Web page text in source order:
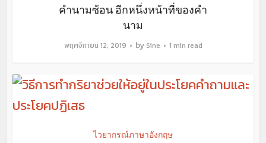
คำนามซ้อน อีกหนึ่งหน้าที่ของคำ
นาม
พฤศจิกายน 12, 2019 by Sine 1 min read
ไวยากรณ์ภาษาอังกฤษ